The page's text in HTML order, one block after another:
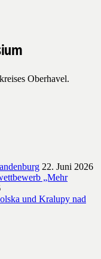
Oberhavel.
22. Juni 2026
„Mehr
und Kralupy nad